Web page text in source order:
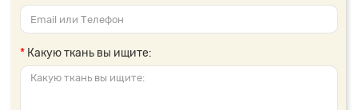
Какую ткань вы ищите: